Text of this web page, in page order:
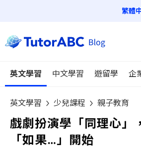
英文學習 中文學習 遊留學 企
英文學習 少兒課程 親子教育
戲劇扮演學「同理心」
「如果…」開始